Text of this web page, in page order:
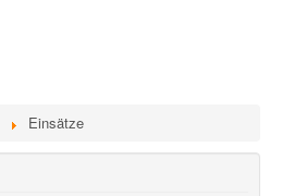
Einsätze